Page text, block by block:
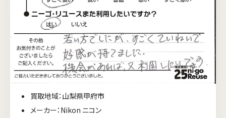
買取地域：山梨県甲府市
メーカー：Nikon ニコン